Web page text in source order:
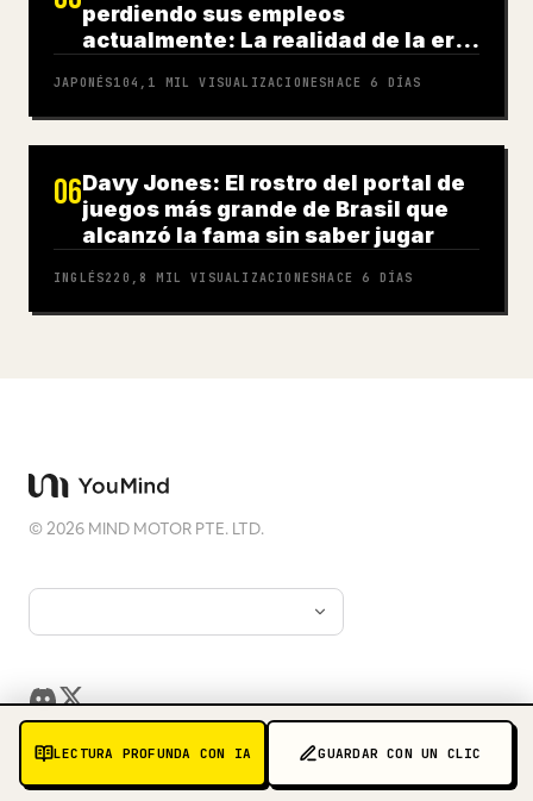
LECTURA PROFUNDA CON IA GUARDAR CON UN CLIC
perdiendo sus empleos
actualmente: La realidad de la era
JAPONÉS104,1 MIL VISUALIZACIONESHACE 6 DÍAS
06Davy Jones: El rostro del portal de
juegos más grande de Brasil que
alcanzó la fama sin saber jugar
INGLÉS220,8 MIL VISUALIZACIONESHACE 6 DÍAS
©2026 MIND MOTOR PTE. LTD.
Prompts Recursos